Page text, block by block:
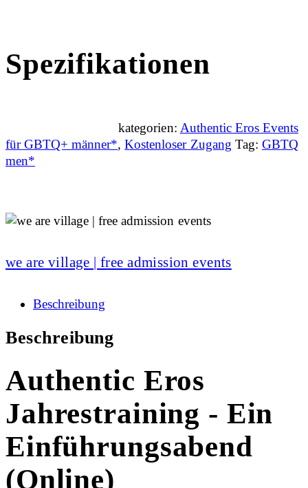
Spezifikationen
kategorien: Authentic Eros Events
für GBTQ+ männer*,Kostenloser Zugang Tag: GBTQ
men*
we are village | free admission events
Beschreibung
Beschreibung
Authentic Eros
Jahrestraining - Ein
Einführungsabend
(Online)